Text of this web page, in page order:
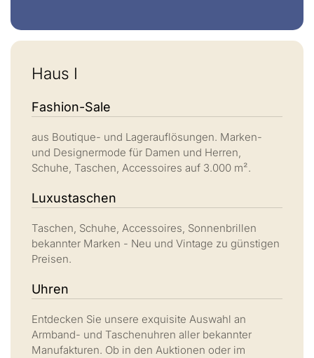
Haus I
Fashion-Sale
aus Boutique- und Lagerauflösungen. Marken-
und Designermode für Damen und Herren,
Schuhe, Taschen, Accessoires auf 3.000 m².
Luxustaschen
Taschen, Schuhe, Accessoires, Sonnenbrillen
bekannter Marken - Neu und Vintage zu günstigen
Preisen.
Uhren
Entdecken Sie unsere exquisite Auswahl an
Armband- und Taschenuhren aller bekannter
Manufakturen. Ob in den Auktionen oder im